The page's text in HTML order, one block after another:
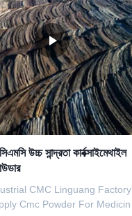
উচ্চ সান্দ্রতা কার্বক্সাইমেথাইল
CMC Linguang Factory
Cmc Powder For Medicine